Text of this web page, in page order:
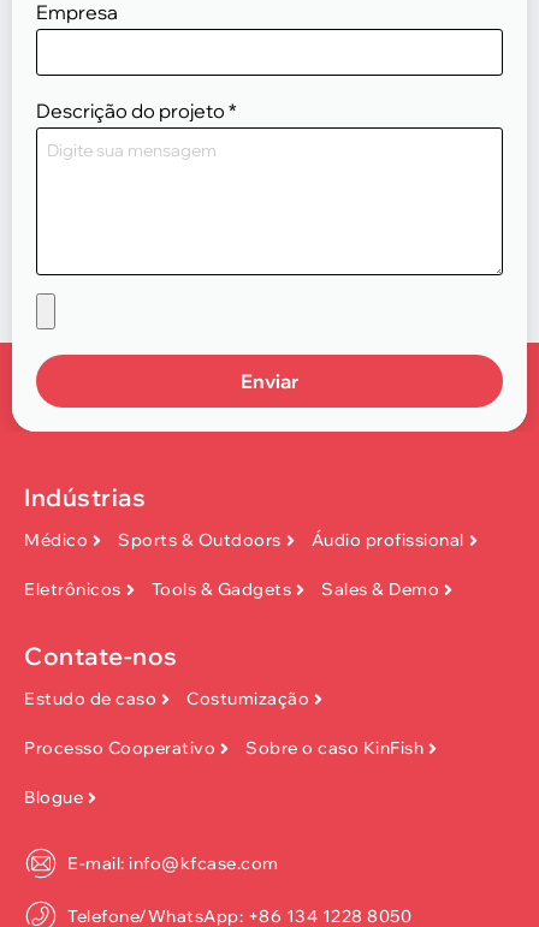
Empresa
Descrição do projeto *
Enviar
Indústrias
Médico Sports & Outdoors Áudio profissional
Eletrônicos Tools & Gadgets Sales & Demo
Contate-nos
Estudo de caso Costumização
Processo Cooperativo Sobre o caso KinFish
Blogue
E-mail: info@kfcase.com
Telefone/WhatsApp: +86 134 1228 8050